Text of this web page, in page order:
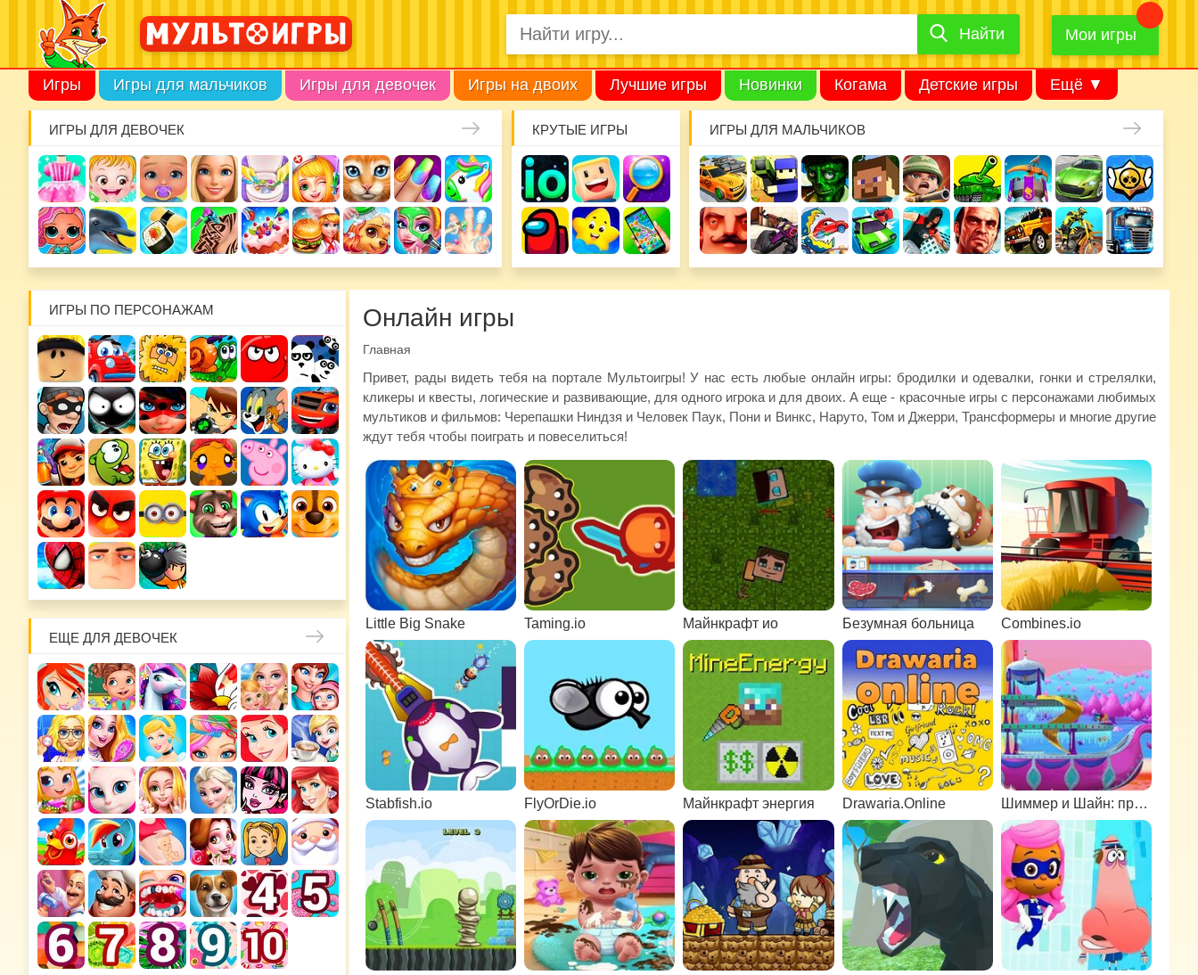
Найти
Найти Мои игры
Игры Игры для мальчиков Игры для девочек Игры на двоих Лучшие игры Новинки Когама Детские игры Ещё ▼
ИГРЫ ДЛЯ ДЕВОЧЕК КРУТЫЕ ИГРЫ ИГРЫ ДЛЯ МАЛЬЧИКОВ
ИГРЫ ПО ПЕРСОНАЖАМ
ЕЩЕ ДЛЯ ДЕВОЧЕК
Онлайн игры
Главная
Привет, рады видеть тебя на портале Мультоигры! У нас есть любые онлайн игры: бродилки и одевалки, гонки и стрелялки,
кликеры и квесты, логические и развивающие, для одного игрока и для двоих. А еще - красочные игры с персонажами любимых
мультиков и фильмов: Черепашки Ниндзя и Человек Паук, Пони и Винкс, Наруто, Том и Джерри, Трансформеры и многие другие
ждут тебя чтобы поиграть и повеселиться!
Little Big Snake Taming.io Майнкрафт ио Безумная больница Combines.io
Stabfish.io FlyOrDie.io Майнкрафт энергия Drawaria.Online Шиммер и Шайн: приключения на водопаде